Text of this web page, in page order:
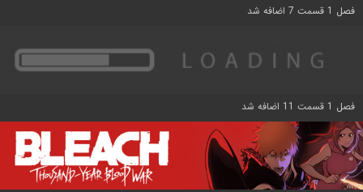
فصل 1 قسمت 7 اضافه شد
فصل 1 قسمت 11 اضافه شد